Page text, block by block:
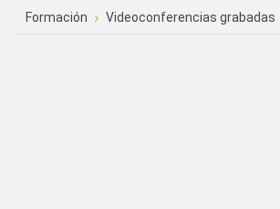
Formación Videoconferencias grabadas